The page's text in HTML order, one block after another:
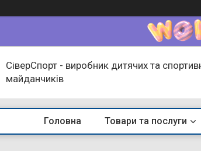
СіверСпорт - виробник дитячих та
майданчиків
Головна Товари та послуги